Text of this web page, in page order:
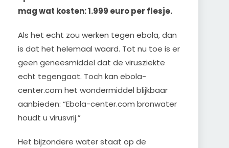
mag wat kosten: 1.999 euro per flesje.
Als het echt zou werken tegen ebola, dan
is dat het helemaal waard. Tot nu toe is er
geen geneesmiddel dat de virusziekte
echt tegengaat. Toch kan ebola-
center.com het wondermiddel blijkbaar
aanbieden: “Ebola-center.com bronwater
houdt u virusvrij.”
Het bijzondere water staat op de